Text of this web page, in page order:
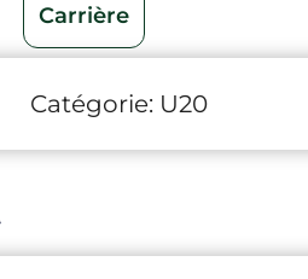
Carrière
Catégorie: U20